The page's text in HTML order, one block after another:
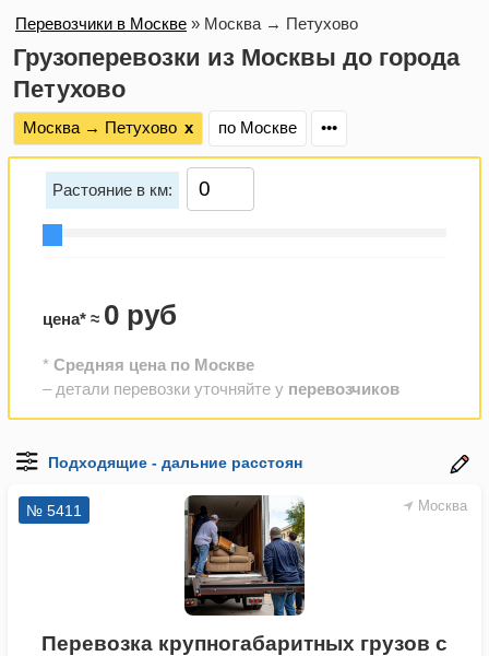
Перевозчики в Москве » Москва → Петухово
Грузоперевозки из Москвы до города
Петухово
Москва → Петухово х по Москве •••
Растояние в км:
цена* ≈ 0 руб
* Средняя цена по Москве
– детали перевозки уточняйте у перевозчиков
Москва
№ 5411
Перевозка крупногабаритных грузов с